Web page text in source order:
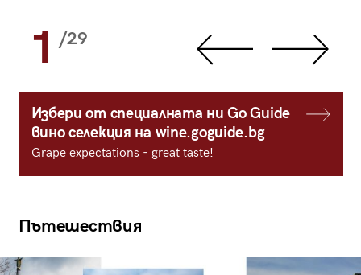
1 /29
Избери от специалната ни Go Guide
вино селекция на wine.goguide.bg
Grape expectations - great taste!
Пътешествия